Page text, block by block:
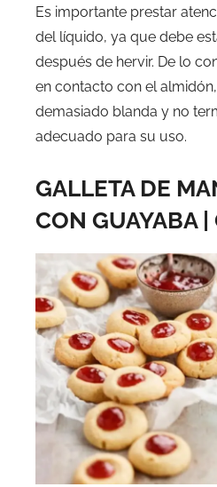
Es importante prestar
del líquido, ya que debe
después de hervir. De lo
en contacto con el
demasiado blanda y no
adecuado para su uso.
GALLETA DE
CON GUAYABA |